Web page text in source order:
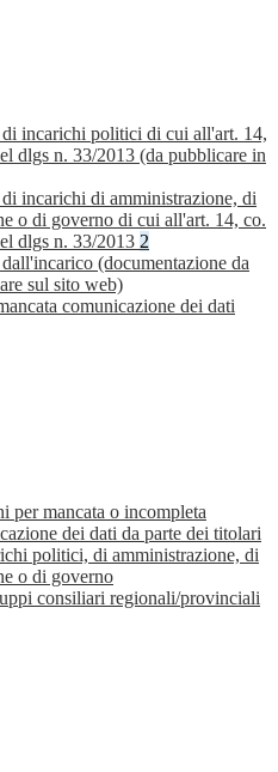
incarichi politici di cui all'art. 14,
dlgs n. 33/2013 (da pubblicare in
incarichi di amministrazione, di
o di governo di cui all'art. 14, co.
dlgs n. 33/2013 2
dall'incarico (documentazione da
sul sito web)
comunicazione dei dati
per mancata o incompleta
dei dati da parte dei titolari
politici, di amministrazione, di
o di governo
consiliari regionali/provinciali